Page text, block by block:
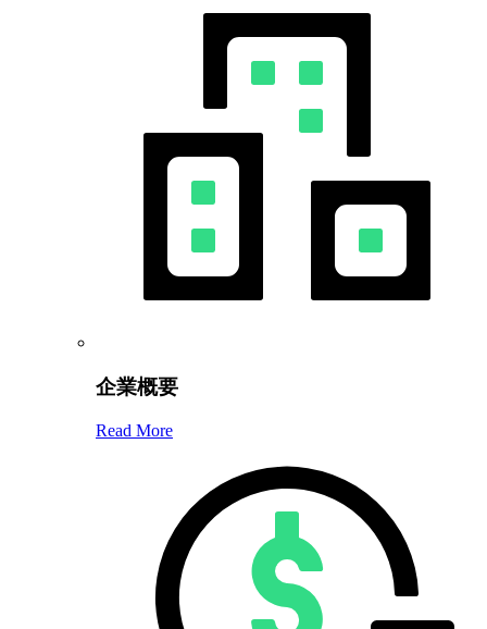
企業概要
Read More